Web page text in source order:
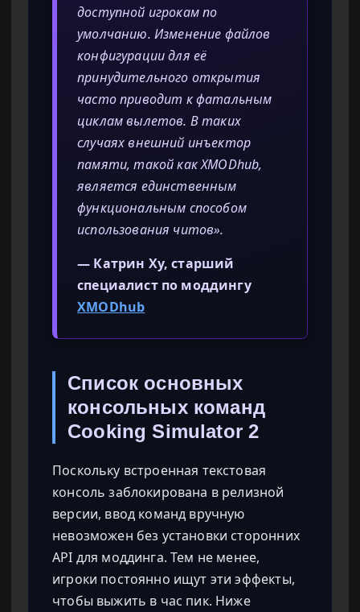
доступной игрокам по
умолчанию. Изменение файлов
конфигурации для её
принудительного открытия
часто приводит к фатальным
циклам вылетов. В таких
случаях внешний инъектор
памяти, такой как XMODhub,
является единственным
функциональным способом
использования читов».
— Катрин Ху, старший
специалист по моддингу
XMODhub
Список основных
консольных команд
Cooking Simulator 2
Поскольку встроенная текстовая
консоль заблокирована в релизной
версии, ввод команд вручную
невозможен без установки сторонних
API для моддинга. Тем не менее,
игроки постоянно ищут эти эффекты,
чтобы выжить в час пик. Ниже